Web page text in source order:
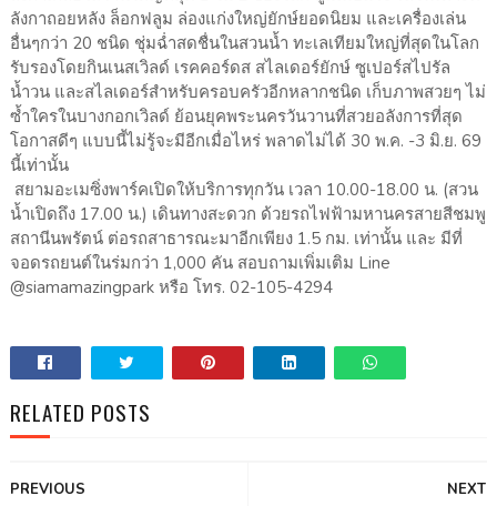
ลังกาถอยหลัง ล็อกฟลูม ล่องแก่งใหญ่ยักษ์ยอดนิยม และเครื่องเล่น
อื่นๆกว่า 20 ชนิด ชุ่มฉ่ำสดชื่นในสวนน้ำ ทะเลเทียมใหญ่ที่สุดในโลก
รับรองโดยกินเนสเวิลด์ เรคคอร์ดส สไลเดอร์ยักษ์ ซูเปอร์สไปรัล
น้ำวน และสไลเดอร์สำหรับครอบครัวอีกหลากชนิด เก็บภาพสวยๆ ไม่
ซ้ำใครในบางกอกเวิลด์ ย้อนยุคพระนครวันวานที่สวยอลังการที่สุด
โอกาสดีๆ แบบนี้ไม่รู้จะมีอีกเมื่อไหร่ พลาดไม่ได้ 30 พ.ค. -3 มิ.ย. 69
นี้เท่านั้น
สยามอะเมซิ่งพาร์คเปิดให้บริการทุกวัน เวลา 10.00-18.00 น. (สวน
น้ำเปิดถึง 17.00 น.) เดินทางสะดวก ด้วยรถไฟฟ้ามหานครสายสีชมพู
สถานีนพรัตน์ ต่อรถสาธารณะมาอีกเพียง 1.5 กม. เท่านั้น และ มีที่
จอดรถยนต์ในร่มกว่า 1,000 คัน สอบถามเพิ่มเติม Line
@siamamazingpark หรือ โทร. 02-105-4294
RELATED POSTS
NEXT
PREVIOUS